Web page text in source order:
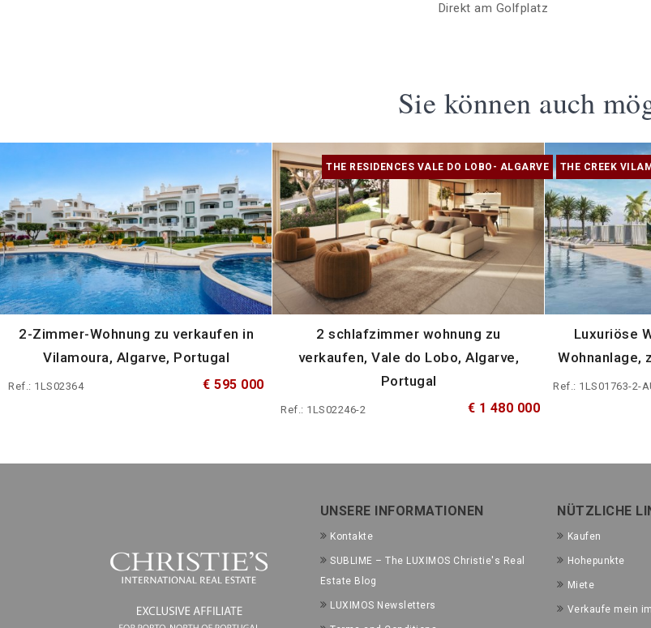
Direkt am Golfplatz
Sie können auch
2-Zimmer-Wohnung zu verkaufen in
Vilamoura, Algarve, Portugal
Ref.: 1LS02364 € 595 000
THE RESIDENCES VALE DO LOBO- ALGARVE
2 schlafzimmer wohnung zu
verkaufen, Vale do Lobo, Algarve,
Portugal
Ref.: 1LS02246-2 € 1 480 000
THE CREEK
Luxuriöse
Wohnanlage,
Ref.: 1LS01763-2-
UNSERE INFORMATIONEN
Kontakte
SUBLIME – The LUXIMOS Christie's Real
Estate Blog
LUXIMOS Newsletters
NÜTZLICHE
Kaufen
Hohepunkte
Miete
Verkaufe mein